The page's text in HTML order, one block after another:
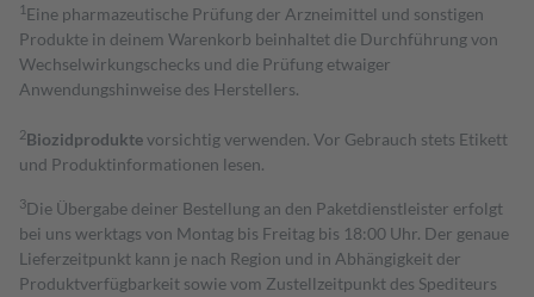
1 Eine pharmazeutische Prüfung der Arzneimittel und sonstigen
Produkte in deinem Warenkorb beinhaltet die Durchführung von
Wechselwirkungschecks und die Prüfung etwaiger
Anwendungshinweise des Herstellers.
2Biozidproduktevorsichtig verwenden. Vor Gebrauch stets Etikett
und Produktinformationen lesen.
3Die Übergabe deiner Bestellung an den Paketdienstleister erfolgt
bei uns werktags von Montag bis Freitag bis 18:00 Uhr. Der genaue
Lieferzeitpunkt kann je nach Region und in Abhängigkeit der
Produktverfügbarkeit sowie vom Zustellzeitpunkt des Spediteurs